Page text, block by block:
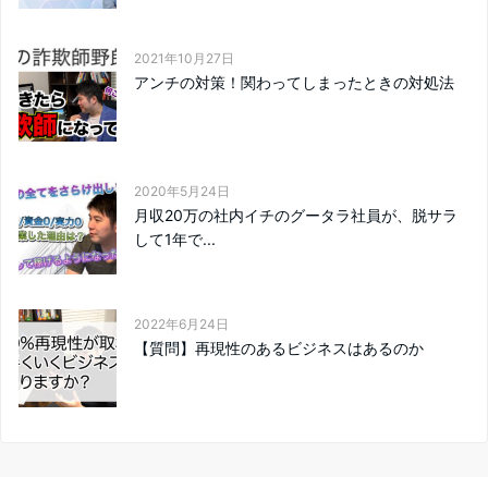
2021年10月27日
アンチの対策！関わってしまったときの対処法
2020年5月24日
月収20万の社内イチのグータラ社員が、脱サラ
して1年で...
2022年6月24日
【質問】再現性のあるビジネスはあるのか